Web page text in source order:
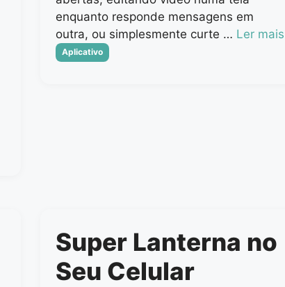
enquanto responde mensagens em
outra, ou simplesmente curte … Ler mais
Categorias
Aplicativo
Super Lanterna no
Seu Celular